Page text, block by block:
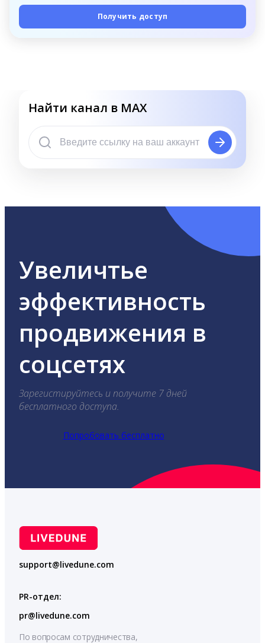
Получить доступ
Найти канал в MAX
Увеличтье
эффективность
продвижения в
соцсетях
Зарегистируйтесь и получите 7 дней
бесплатного доступа.
Попробовать бесплатно
support@livedune.com
PR-отдел:
pr@livedune.com
По вопросам сотрудничества,